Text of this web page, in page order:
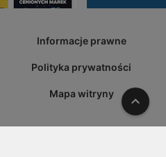
Informacje prawne
Polityka prywatności
Mapa witryny W